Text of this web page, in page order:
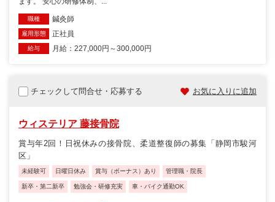
職種 鍼灸師
雇用形態 正社員
給与 月給：227,000円～300,000円
チェックして問合せ・応募する お気に入りに追加
ウィステリア 藤接骨院
賞与年2回！日祝休みの接骨院、柔道整復師の募集「静岡市駿河
区」
未経験可 日曜日休み 賞与（ボーナス）あり 管理職・院長
新卒・第二新卒 勉強会・研修充実 車・バイク通勤OK